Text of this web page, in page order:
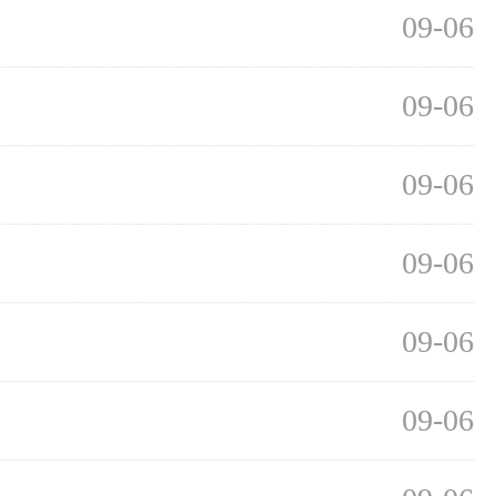
09-06
09-06
09-06
09-06
09-06
09-06